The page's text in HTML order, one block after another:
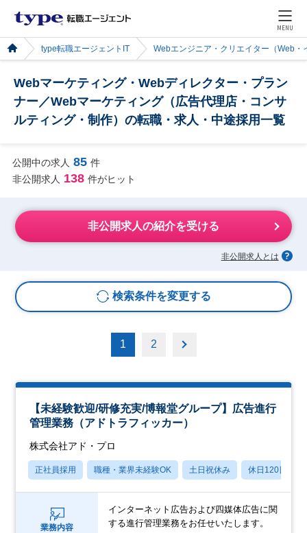
MENU
type転職エージェントIT Webエンジニア・クリエイター（Web・
Webマーケティング・Webディレクター・プラン
ナー／Webマーケティング（広告代理店・コンサ
ルティング・制作）の転職・求人・中途採用一覧
公開中の求人 85 件
非公開求人 138 件がヒット
非公開求人の紹介を受ける
非公開求人とは
検索条件を変更する
1 2
【未経験歓迎/研修充実/博報堂グループ】広告進行
管理業務（アドトラフィッカー）
株式会社アド・プロ
正社員採用 職種・業界未経験OK 土日祝休み 休日120日以上
業務内容
インターネット広告および四媒体広告に関
する進行管理業務をお任せいたします。